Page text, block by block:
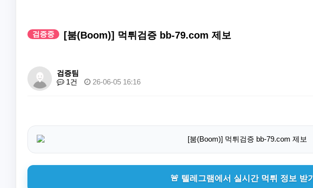
검증중 [붐(Boom)] 먹튀검증 bb-79.com 제보
검증팀
1건
26-06-05 16:16
🚨 텔레그램에서 실시간 먹튀 정보 받기